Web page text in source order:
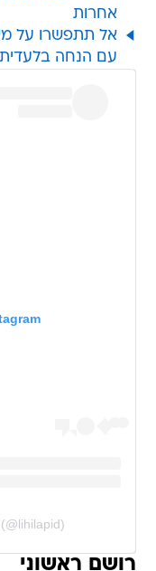
אחרות
אל תתפשרו על
עם הנחה בלעדית
רושם ראשוני